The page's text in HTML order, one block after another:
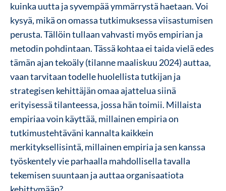
kuinka uutta ja syvempää ymmärrystä haetaan. Voi
kysyä, mikä on omassa tutkimuksessa viisastumisen
perusta. Tällöin tullaan vahvasti myös empirian ja
metodin pohdintaan. Tässä kohtaa ei taida vielä edes
tämän ajan tekoäly (tilanne maaliskuu 2024) auttaa,
vaan tarvitaan todelle huolellista tutkijan ja
strategisen kehittäjän omaa ajattelua siinä
erityisessä tilanteessa, jossa hän toimii. Millaista
empiriaa voin käyttää, millainen empiria on
tutkimustehtäväni kannalta kaikkein
merkityksellisintä, millainen empiria ja sen kanssa
työskentely vie parhaalla mahdollisella tavalla
tekemisen suuntaan ja auttaa organisaatiota